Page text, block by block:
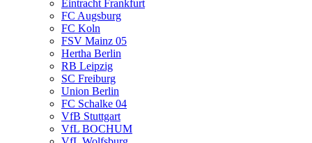
Eintracht Frankfurt
FC Augsburg
FC Koln
FSV Mainz 05
Hertha Berlin
RB Leipzig
SC Freiburg
Union Berlin
FC Schalke 04
VfB Stuttgart
VfL BOCHUM